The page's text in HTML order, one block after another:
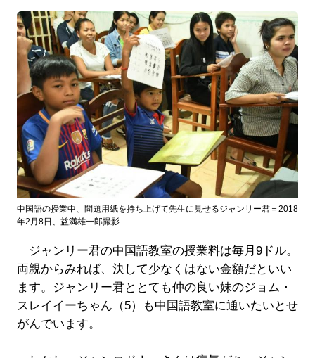
中国語の授業中、問題用紙を持ち上げて先生に見せるジャンリー君＝2018
年2月8日、益満雄一郎撮影
ジャンリー君の中国語教室の授業料は毎月9ドル。
両親からみれば、決して少なくはない金額だといい
ます。ジャンリー君ととても仲の良い妹のジョム・
スレイイーちゃん（5）も中国語教室に通いたいとせ
がんでいます。